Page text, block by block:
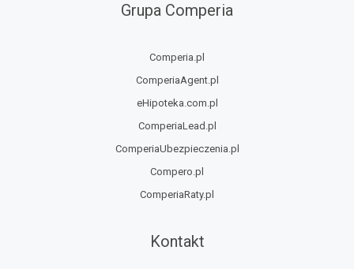
Grupa Comperia
Comperia.pl
ComperiaAgent.pl
eHipoteka.com.pl
ComperiaLead.pl
ComperiaUbezpieczenia.pl
Compero.pl
ComperiaRaty.pl
Kontakt